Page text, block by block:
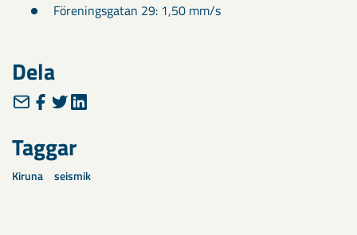
Föreningsgatan 29: 1,50 mm/s
Dela
Taggar
Kiruna seismik